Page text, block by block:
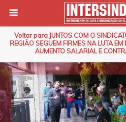
Voltar para JUNTOS COM O
REGIÃO SEGUEM FIRMES NA LUTA
AUMENTO SALARIAL E